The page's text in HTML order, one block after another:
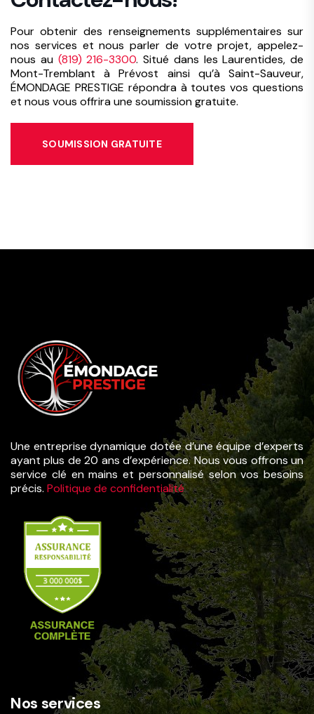
Pour obtenir des renseignements supplémentaires sur
nos services et nous parler de votre projet, appelez-
nous au (819) 216-3300. Situé dans les Laurentides, de
Mont-Tremblant à Prévost ainsi qu’à Saint-Sauveur,
ÉMONDAGE PRESTIGE répondra à toutes vos questions
et nous vous offrira une soumission gratuite.
SOUMISSION GRATUITE
Une entreprise dynamique dotée d’une équipe d’experts
ayant plus de 20 ans d’expérience. Nous vous offrons un
service clé en mains et personnalisé selon vos besoins
précis. Politique de confidentialité
Nos services